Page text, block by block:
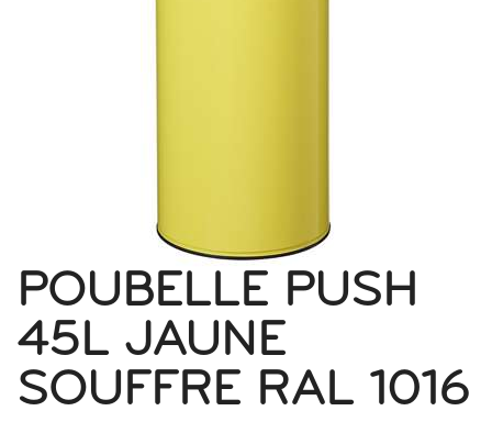
POUBELLE PUSH
45L JAUNE
SOUFFRE RAL 1016